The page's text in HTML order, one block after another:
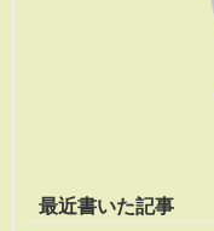
最近書いた記事